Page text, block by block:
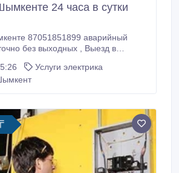
24 часа в сутки
87051851899 аварийный
без выходных , Выезд в
частного сектора,
Услуги электрика